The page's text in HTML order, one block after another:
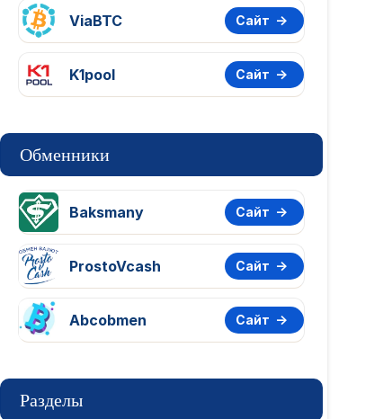
ViaBTC Сайт
K1pool Сайт
Обменники
Baksmany Сайт
ProstoVcash Сайт
Abcobmen Сайт
Разделы